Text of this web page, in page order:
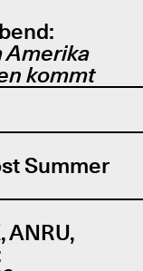
Amerika
kommt
Summer
ANRU,